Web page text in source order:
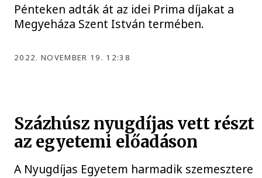
Pénteken adták át az idei Prima díjakat a
Megyeháza Szent István termében.
2022. NOVEMBER 19. 12:38
Százhúsz nyugdíjas vett részt
az egyetemi előadáson
A Nyugdíjas Egyetem harmadik szemesztere